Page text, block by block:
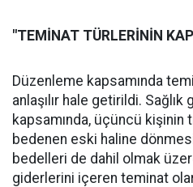
"TEMİNAT TÜRLERİNİN
Düzenleme kapsamında
anlaşılır hale getirildi. Sağlık
kapsamında, üçüncü kişinin
bedenen eski haline
bedelleri de dahil olmak
giderlerini içeren teminat